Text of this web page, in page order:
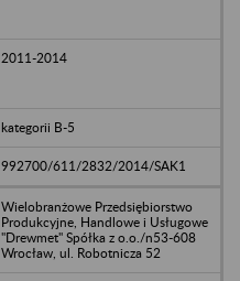
2011-2014
kategorii B-5
992700/611/2832/2014/SAK1
Wielobranżowe Przedsiębiorstwo
Produkcyjne, Handlowe i Usługowe
"Drewmet" Spółka z o.o./n53-608
Wrocław, ul. Robotnicza 52